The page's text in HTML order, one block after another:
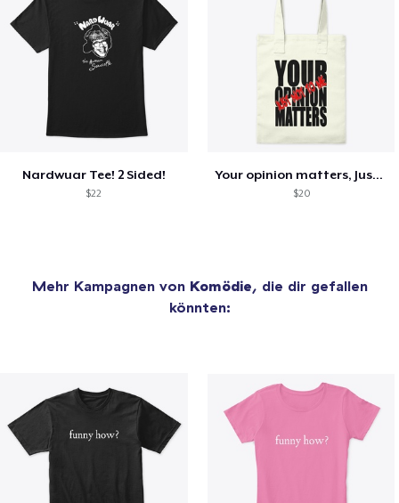
Nardwuar Tee! 2 Sided!
$22
Your opinion matters, Just not to me!
$20
Mehr Kampagnen von Komödie, die dir gefallen
könnten: